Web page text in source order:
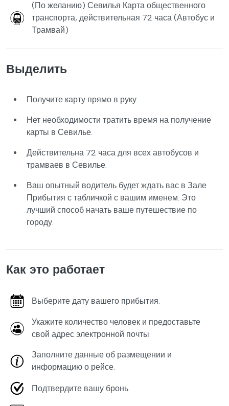
(По желанию) Севилья Карта общественного
транспорта, действительная 72 часа (Автобус и
Трамвай)
Выделить
Получите карту прямо в руку.
Нет необходимости тратить время на получение
карты в Севилье.
Действительна 72 часа для всех автобусов и
трамваев в Севилье.
Ваш опытный водитель будет ждать вас в Зале
Прибытия с табличкой с вашим именем. Это
лучший способ начать ваше путешествие по
городу.
Как это работает
Выберите дату вашего прибытия.
Укажите количество человек и предоставьте
свой адрес электронной почты.
Заполните данные об размещении и
информацию о рейсе.
Подтвердите вашу бронь.